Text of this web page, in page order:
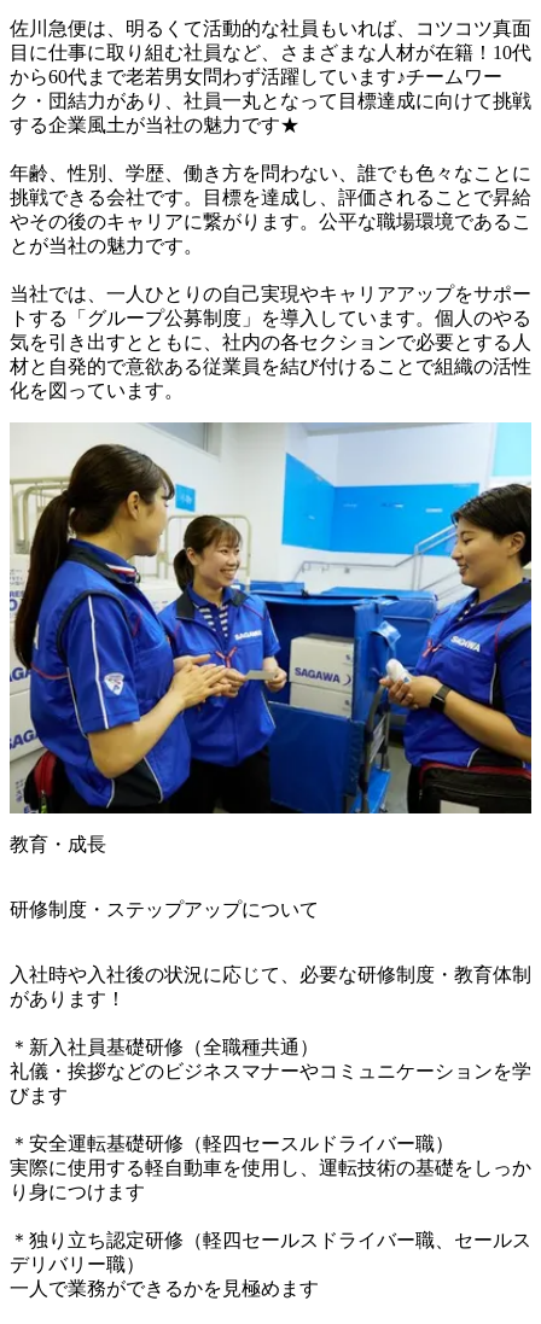
佐川急便は、明るくて活動的な社員もいれば、コツコツ真面
目に仕事に取り組む社員など、さまざまな人材が在籍！10代
から60代まで老若男女問わず活躍しています♪チームワー
ク・団結力があり、社員一丸となって目標達成に向けて挑戦
する企業風土が当社の魅力です★
年齢、性別、学歴、働き方を問わない、誰でも色々なことに
挑戦できる会社です。目標を達成し、評価されることで昇給
やその後のキャリアに繋がります。公平な職場環境であるこ
とが当社の魅力です。
当社では、一人ひとりの自己実現やキャリアアップをサポー
トする「グループ公募制度」を導入しています。個人のやる
気を引き出すとともに、社内の各セクションで必要とする人
材と自発的で意欲ある従業員を結び付けることで組織の活性
化を図っています。
教育・成長
研修制度・ステップアップについて
入社時や入社後の状況に応じて、必要な研修制度・教育体制
があります！
＊新入社員基礎研修（全職種共通）
礼儀・挨拶などのビジネスマナーやコミュニケーションを学
びます
＊安全運転基礎研修（軽四セースルドライバー職）
実際に使用する軽自動車を使用し、運転技術の基礎をしっか
り身につけます
＊独り立ち認定研修（軽四セールスドライバー職、セールス
デリバリー職）
一人で業務ができるかを見極めます